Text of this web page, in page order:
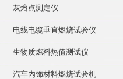
灰熔点测定仪
电线电缆垂直燃烧试验仪
生物质燃料热值测试仪
汽车内饰材料燃烧试验机